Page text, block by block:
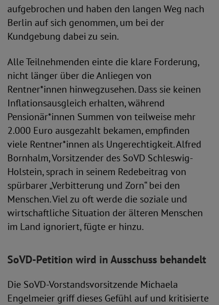
aufgebrochen und haben den langen Weg nach
Berlin auf sich genommen, um bei der
Kundgebung dabei zu sein.
Alle Teilnehmenden einte die klare Forderung,
nicht länger über die Anliegen von
Rentner*innen hinwegzusehen. Dass sie keinen
Inflationsausgleich erhalten, während
Pensionär*innen Summen von teilweise mehr
2.000 Euro ausgezahlt bekamen, empfinden
viele Rentner*innen als Ungerechtigkeit. Alfred
Bornhalm, Vorsitzender des SoVD Schleswig-
Holstein, sprach in seinem Redebeitrag von
spürbarer „Verbitterung und Zorn“ bei den
Menschen. Viel zu oft werde die soziale und
wirtschaftliche Situation der älteren Menschen
im Land ignoriert, fügte er hinzu.
SoVD-Petition wird in Ausschuss behandelt
Die SoVD-Vorstandsvorsitzende Michaela
Engelmeier griff dieses Gefühl auf und kritisierte